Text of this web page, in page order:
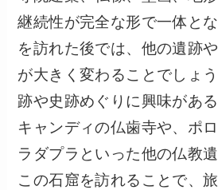
継続性が完全な形で一体と
を訪れた後では、他の遺跡
が大きく変わることでしょ
跡や史跡めぐりに興味があ
キャンディの仏歯寺や、ポ
ラダプラといった他の仏教
この石窟を訪れることで、